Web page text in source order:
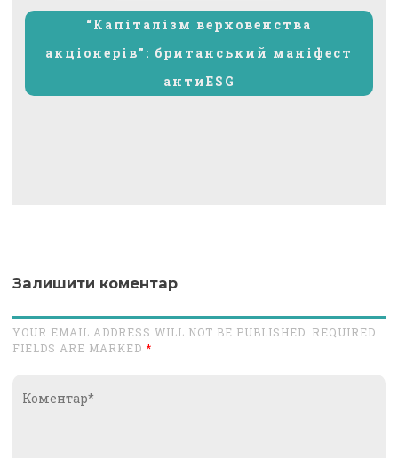
“Капіталізм верховенства
акціонерів”: британський маніфест
антиESG
Залишити коментар
YOUR EMAIL ADDRESS WILL NOT BE PUBLISHED. REQUIRED
FIELDS ARE MARKED *